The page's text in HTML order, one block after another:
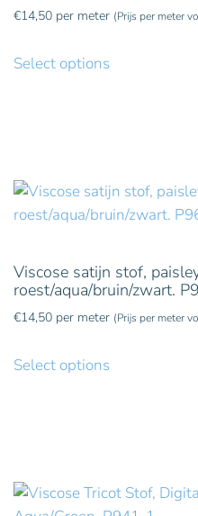
€14,50 per meter (Prijs per meter
Select options
Viscose satijn stof,
roest/aqua/bruin/zwart.
€14,50 per meter (Prijs per meter
Select options